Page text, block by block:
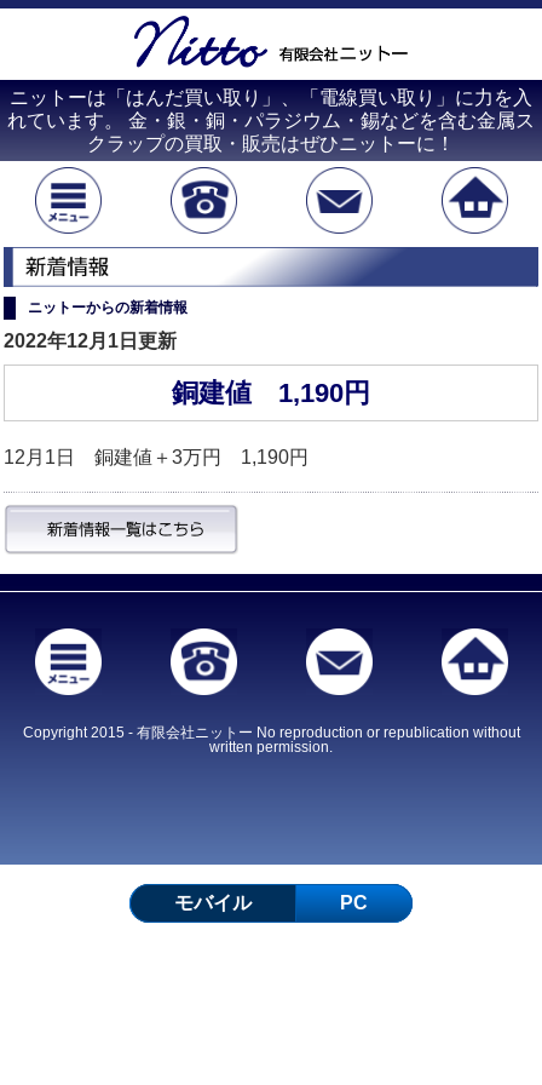
ニットーは「はんだ買い取り」、「電線買い取り」に力を入
れています。 金・銀・銅・パラジウム・錫などを含む金属ス
クラップの買取・販売はぜひニットーに！
ニットーからの新着情報
2022年12月1日更新
銅建値 1,190円
12月1日 銅建値＋3万円 1,190円
Copyright 2015 - 有限会社ニットー No reproduction or republication without
written permission.
モバイル PC